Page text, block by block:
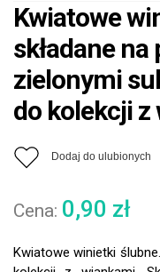
Kwiatowe
składane na
zielonymi
do kolekcji z
Dodaj do ulubionych
0,90 zł
Kwiatowe winietki